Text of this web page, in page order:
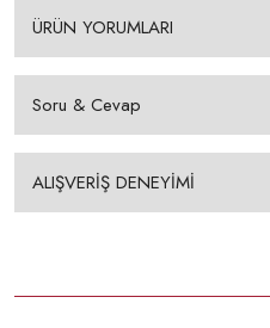
ÜRÜN YORUMLARI
Soru & Cevap
ALIŞVERİŞ DENEYİMİ